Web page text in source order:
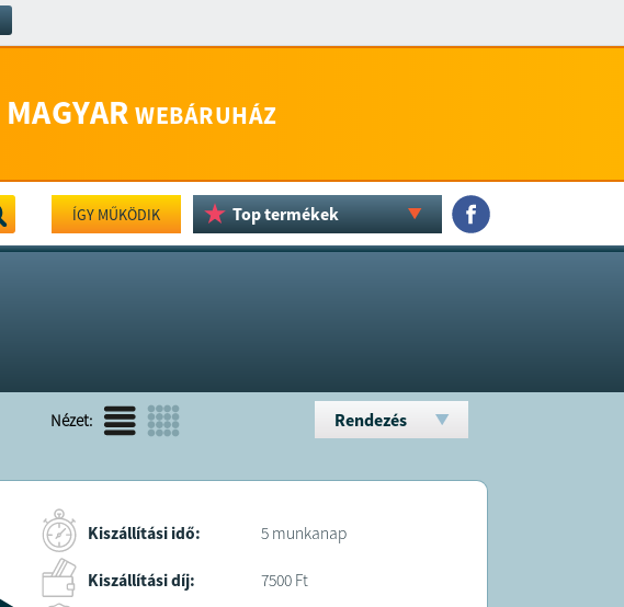
MAGYAR WEBÁRUHÁZ
ÍGY MŰKÖDIK Top termékek
Nézet: Rendezés
Kiszállítási idő: 5 munkanap
Kiszállítási díj:
7500 Ft